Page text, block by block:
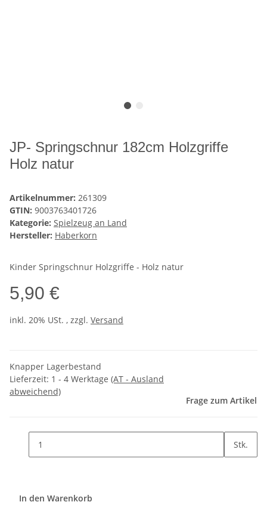
JP- Springschnur 182cm Holzgriffe
Holz natur
Artikelnummer: 261309
GTIN: 9003763401726
Kategorie: Spielzeug an Land
Hersteller: Haberkorn
Kinder Springschnur Holzgriffe - Holz natur
5,90 €
inkl. 20% USt. , zzgl. Versand
Knapper Lagerbestand
Lieferzeit: 1 - 4 Werktage (AT - Ausland
abweichend)
Frage zum Artikel
Stk.
In den Warenkorb